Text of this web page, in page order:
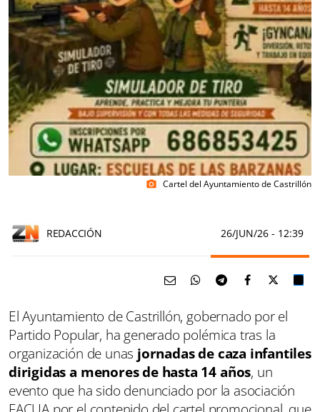
photo_camera Cartel del Ayuntamiento de Castrillón
REDACCIÓN 26/JUN/26 - 12:39
El Ayuntamiento de Castrillón, gobernado por el
Partido Popular, ha generado polémica tras la
organización de unas jornadas de caza infantiles
dirigidas a menores de hasta 14 años, un
evento que ha sido denunciado por la asociación